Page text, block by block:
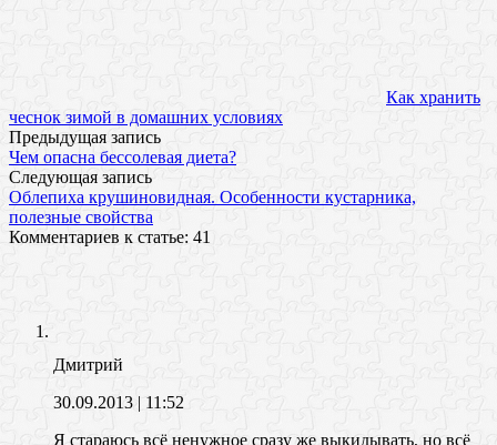
Как хранить
чеснок зимой в домашних условиях
Предыдущая запись
Чем опасна бессолевая диета?
Следующая запись
Облепиха крушиновидная. Особенности кустарника,
полезные свойства
Комментариев к статье: 41
Дмитрий
30.09.2013 | 11:52
Я стараюсь всё ненужное сразу же выкидывать, но всё